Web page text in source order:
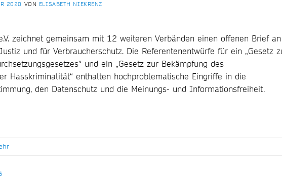
2020 VON ELISABETH NIEKRENZ
zeichnet gemeinsam mit 12 weiteren Verbänden einen offenen Brief an
und für Verbraucherschutz. Die Referentenentwürfe für ein „Gesetz
und ein „Gesetz zur Bekämpfung des
Hasskriminalität“ enthalten hochproblematische Eingriffe in die
den Datenschutz und die Meinungs- und Informationsfreiheit.